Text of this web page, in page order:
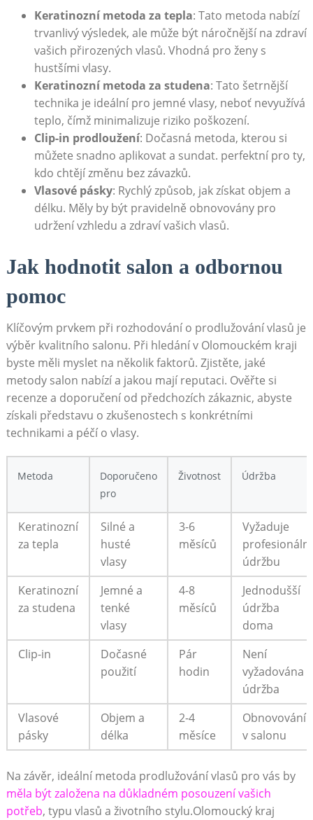
Keratinozní metoda za tepla: Tato metoda nabízí
trvanlivý výsledek, ale může být náročnější na zdraví
vašich přirozených vlasů. Vhodná pro ženy s
hustšími vlasy.
Keratinozní metoda za studena: Tato šetrnější
technika je ideální pro jemné vlasy, neboť nevyužívá
teplo, čímž minimalizuje riziko poškození.
Clip-in prodloužení: Dočasná metoda, kterou si
můžete snadno aplikovat a sundat. perfektní pro ty,
kdo chtějí změnu bez závazků.
Vlasové pásky: Rychlý způsob, jak získat objem a
délku. Měly by být pravidelně obnovovány pro
udržení vzhledu a zdraví vašich vlasů.
Jak hodnotit salon a odbornou
pomoc
Klíčovým prvkem při rozhodování o prodlužování vlasů je
výběr kvalitního salonu. Při hledání v Olomouckém kraji
byste měli myslet na několik faktorů. Zjistěte, jaké
metody salon nabízí a jakou mají reputaci. Ověřte si
recenze a doporučení od předchozích zákaznic, abyste
získali představu o zkušenostech s konkrétními
technikami a péčí o vlasy.
Metoda
Doporučeno
pro
Životnost Údržba
Keratinozní
za tepla
Silné a
husté
vlasy
3-6
měsíců
Vyžaduje
profesionální
údržbu
Keratinozní
za studena
Jemné a
tenké
vlasy
4-8
měsíců
Jednodušší
údržba
doma
Clip-in
Dočasné
použití
Pár
hodin
Není
vyžadována
údržba
Vlasové
pásky
Objem a
délka
2-4
měsíce
Obnovování
v salonu
Na závěr, ideální metoda prodlužování vlasů pro vás by
měla být založena na důkladném posouzení vašich
potřeb, typu vlasů a životního stylu.Olomoucký kraj